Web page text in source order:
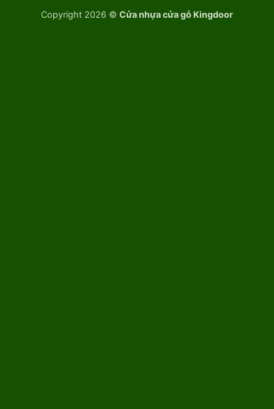
Copyright 2026 © Cửa nhựa cửa gỗ Kingdoor